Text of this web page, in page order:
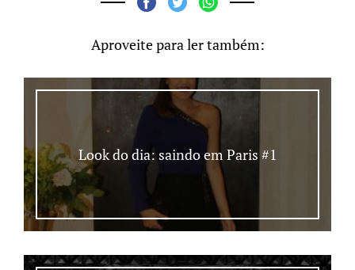
Aproveite para ler também:
Look do dia: saindo em Paris #1